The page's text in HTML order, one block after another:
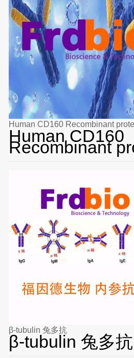
Human CD160 Recombinant
Human CD160
Recombinant
β-tubulin 兔多抗
β-tubulin 兔多抗